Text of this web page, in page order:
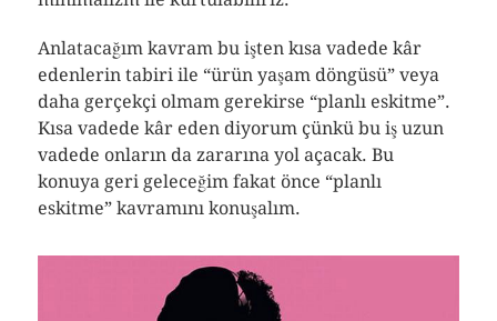
Anlatacağım kavram bu işten kısa vadede kâr
edenlerin tabiri ile “ürün yaşam döngüsü” veya
daha gerçekçi olmam gerekirse “planlı eskitme”.
Kısa vadede kâr eden diyorum çünkü bu iş uzun
vadede onların da zararına yol açacak. Bu
konuya geri geleceğim fakat önce “planlı
eskitme” kavramını konuşalım.